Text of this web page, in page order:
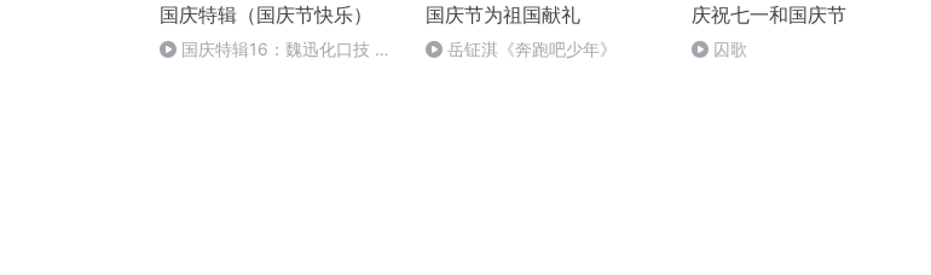
国庆特辑（国庆节快乐）
国庆特辑16：魏迅化口技 二
国庆节为祖国献礼
岳钲淇《奔跑吧少年》
庆祝七一和国庆节
囚歌